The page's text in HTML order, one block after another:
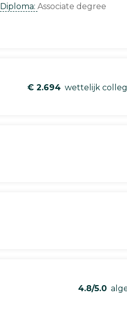
Diploma: Associate degree
€ 2.694 wettelijk
4.8/5.0